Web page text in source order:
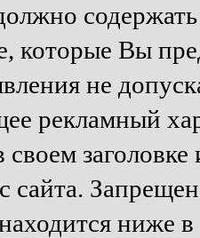
которые Вы
не
рекламный
заголовке
сайта.
ниже